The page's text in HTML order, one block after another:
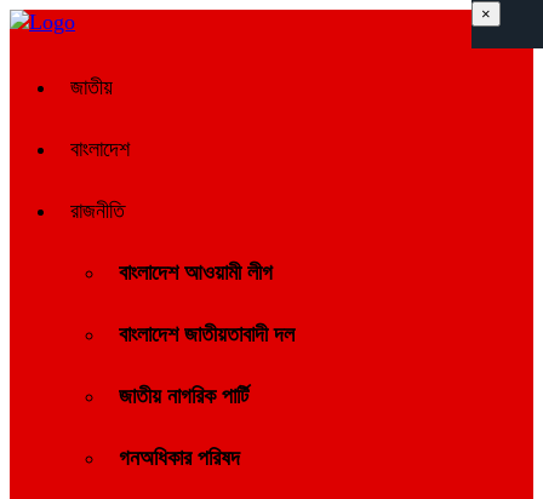
জাতীয়
বাংলাদেশ
রাজনীতি
বাংলাদেশ আওয়ামী লীগ
বাংলাদেশ জাতীয়তাবাদী দল
জাতীয় নাগরিক পার্টি
গনঅধিকার পরিষদ
×